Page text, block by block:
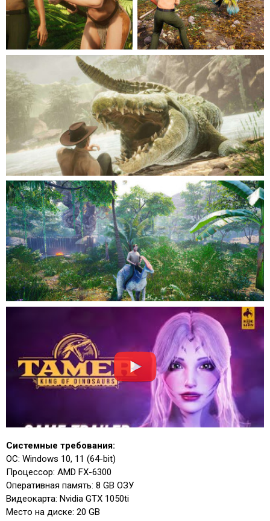
Системные требования:
ОС: Windows 10, 11 (64-bit)
Процессор: AMD FX-6300
Оперативная память: 8 GB ОЗУ
Видеокарта: Nvidia GTX 1050ti
Место на диске: 20 GB